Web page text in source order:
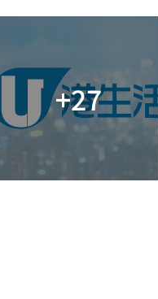
+27